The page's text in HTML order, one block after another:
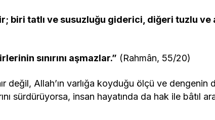
biri tatlı ve susuzluğu giderici, diğeri tuzlu ve
sınırını aşmazlar.” (Rahmân, 55/20)
değil, Allah’ın varlığa koyduğu ölçü ve
sürdürüyorsa, insan hayatında da hak ile bâtıl